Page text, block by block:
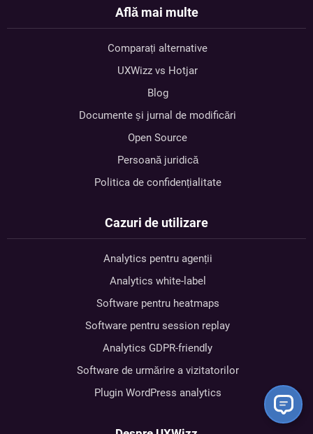
Află mai multe
Comparați alternative
UXWizz vs Hotjar
Blog
Documente și jurnal de modificări
Open Source
Persoană juridică
Politica de confidențialitate
Cazuri de utilizare
Analytics pentru agenții
Analytics white-label
Software pentru heatmaps
Software pentru session replay
Analytics GDPR-friendly
Software de urmărire a vizitatorilor
Plugin WordPress analytics